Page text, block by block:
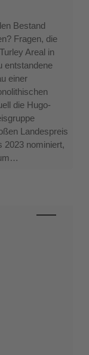
Bestand
Fragen, die
Areal in
entstandene
einer
die Hugo-
Landespreis
2023 nominiert,